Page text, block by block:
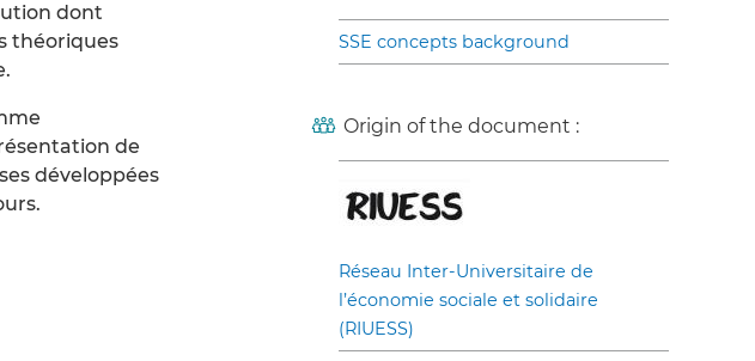
dont
théoriques
de
développées
SSE concepts background
Origin of the document :
Réseau Inter-Universitaire de
l’économie sociale et solidaire
(RIUESS)